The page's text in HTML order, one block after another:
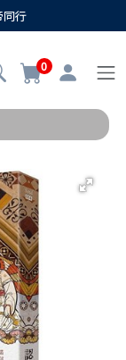
同行
0